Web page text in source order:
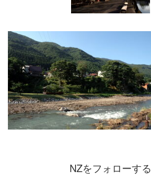
NZをフォローする